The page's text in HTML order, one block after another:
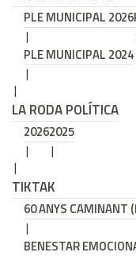
PLE MUNICIPAL 2026
PLE MUNICIPAL 2024
LA RODA POLÍTICA
20262025
TIKTAK
60 ANYS CAMINANT
BENESTAR